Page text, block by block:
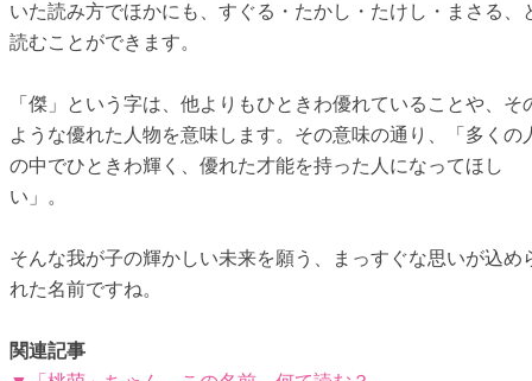
いた読み方でほかにも、すぐる・たかし・たけし・まさる、
読むことができます。
「傑」という字は、他よりもひときわ優れていることや、そ
ような優れた人物を意味します。その意味の通り、「多くの
の中でひときわ輝く、優れた才能を持った人になってほし
い」。
そんな我が子の輝かしい未来を願う、まっすぐな思いが込め
れた名前ですね。
関連記事